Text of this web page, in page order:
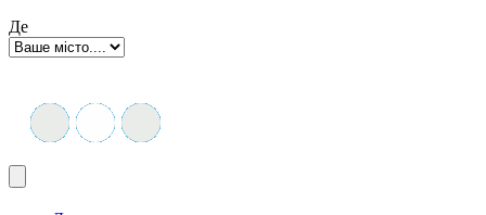
Де